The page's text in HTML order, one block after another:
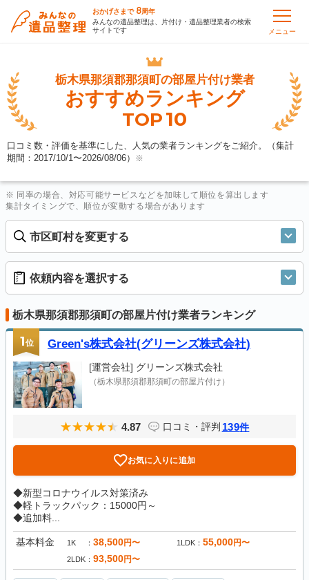
おかげさまで 8周年
みんなの遺品整理は、片付け・遺品整理業者の検索
サイトです
メニュー
栃木県那須郡那須町の部屋片付け業者
おすすめランキング
TOP10
口コミ数・評価を基準にした、人気の業者ランキングをご紹介。（集計
期間：2017/10/1〜2026/08/06） ※
※ 同率の場合、対応可能サービスなどを加味して順位を算出します
集計タイミングで、順位が変動する場合があります
市区町村を変更する
依頼内容を選択する
栃木県那須郡那須町の部屋片付け業者ランキング
1位 Green's株式会社(グリーンズ株式会社)
[運営会社] グリーンズ株式会社
（栃木県那須郡那須町の部屋片付け）
4.87 口コミ・評判 139件
お気に入りに追加
◆新型コロナウイルス対策済み
◆軽トラックパック：15000円～
◆追加料...
基本料金 1K 38,500円〜 1LDK 55,000円〜
2LDK 93,500円〜